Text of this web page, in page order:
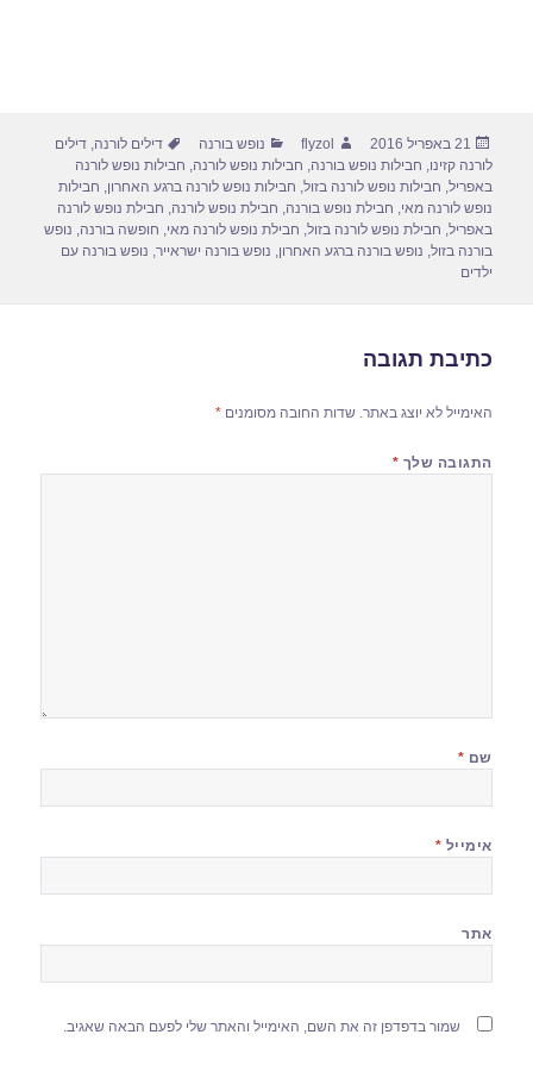
פורסם
בתאריך
21 באפריל 2016 מחבר
flyzol קטגוריות
נופש בורנה תגיות
דילים לורנה,דילים
לורנה קזינו, חבילות נופש בורנה, חבילות נופש לורנה, חבילות נופש לורנה
באפריל, חבילות נופש לורנה בזול, חבילות נופש לורנה ברגע האחרון, חבילות
נופש לורנה מאי, חבילת נופש בורנה, חבילת נופש לורנה, חבילת נופש לורנה
באפריל, חבילת נופש לורנה בזול, חבילת נופש לורנה מאי, חופשה בורנה, נופש
בורנה בזול, נופש בורנה ברגע האחרון, נופש בורנה ישראייר, נופש בורנה עם
ילדים
כתיבת תגובה
האימייל לא יוצג באתר. שדות החובה מסומנים*
התגובה שלך *
שם *
אימייל *
אתר
שמור בדפדפן זה את השם, האימייל והאתר שלי לפעם הבאה שאגיב.